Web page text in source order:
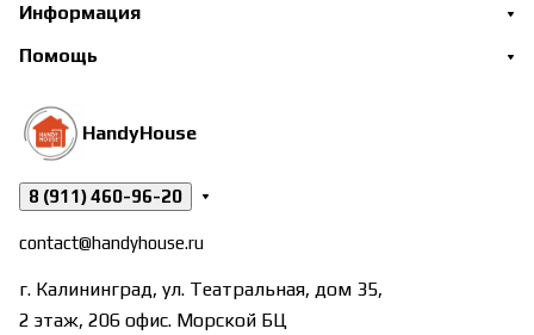
Информация
Помощь
HandyHouse
8 (911) 460-96-20
contact@handyhouse.ru
г. Калининград, ул. Театральная, дом 35,
2 этаж, 206 офис. Морской БЦ